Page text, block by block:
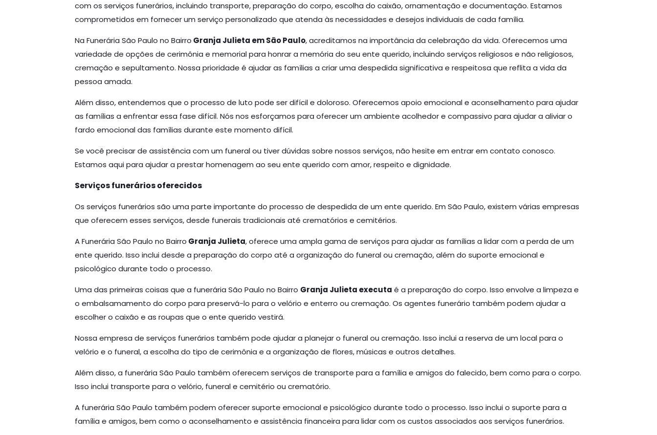
com os serviços funerários, incluindo transporte, preparação do corpo, escolha do caixão, ornamentação e documentação. Estamos
comprometidos em fornecer um serviço personalizado que atenda às necessidades e desejos individuais de cada família.
Na Funerária São Paulo no Bairro Granja Julieta em São Paulo, acreditamos na importância da celebração da vida. Oferecemos uma
variedade de opções de cerimônia e memorial para honrar a memória do seu ente querido, incluindo serviços religiosos e não religiosos,
cremação e sepultamento. Nossa prioridade é ajudar as famílias a criar uma despedida significativa e respeitosa que reflita a vida da
pessoa amada.
Além disso, entendemos que o processo de luto pode ser difícil e doloroso. Oferecemos apoio emocional e aconselhamento para ajudar
as famílias a enfrentar essa fase difícil. Nós nos esforçamos para oferecer um ambiente acolhedor e compassivo para ajudar a aliviar o
fardo emocional das famílias durante este momento difícil.
Se você precisar de assistência com um funeral ou tiver dúvidas sobre nossos serviços, não hesite em entrar em contato conosco.
Estamos aqui para ajudar a prestar homenagem ao seu ente querido com amor, respeito e dignidade.
Serviços funerários oferecidos
Os serviços funerários são uma parte importante do processo de despedida de um ente querido. Em São Paulo, existem várias empresas
que oferecem esses serviços, desde funerais tradicionais até crematórios e cemitérios.
A Funerária São Paulo no Bairro Granja Julieta, oferece uma ampla gama de serviços para ajudar as famílias a lidar com a perda de um
ente querido. Isso inclui desde a preparação do corpo até a organização do funeral ou cremação, além do suporte emocional e
psicológico durante todo o processo.
Uma das primeiras coisas que a funerária São Paulo no Bairro Granja Julieta executa é a preparação do corpo. Isso envolve a limpeza e
o embalsamamento do corpo para preservá-lo para o velório e enterro ou cremação. Os agentes funerário também podem ajudar a
escolher o caixão e as roupas que o ente querido vestirá.
Nossa empresa de serviços funerários também pode ajudar a planejar o funeral ou cremação. Isso inclui a reserva de um local para o
velório e o funeral, a escolha do tipo de cerimônia e a organização de flores, músicas e outros detalhes.
Além disso, a funerária São Paulo também oferecem serviços de transporte para a família e amigos do falecido, bem como para o corpo.
Isso inclui transporte para o velório, funeral e cemitério ou crematório.
A funerária São Paulo também podem oferecer suporte emocional e psicológico durante todo o processo. Isso inclui o suporte para a
família e amigos, bem como o aconselhamento e assistência financeira para lidar com os custos associados aos serviços funerários.